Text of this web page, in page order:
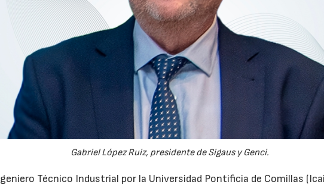
Gabriel López Ruiz, presidente de Sigaus y Genci.
Técnico Industrial por la Universidad Pontificia de Comillas